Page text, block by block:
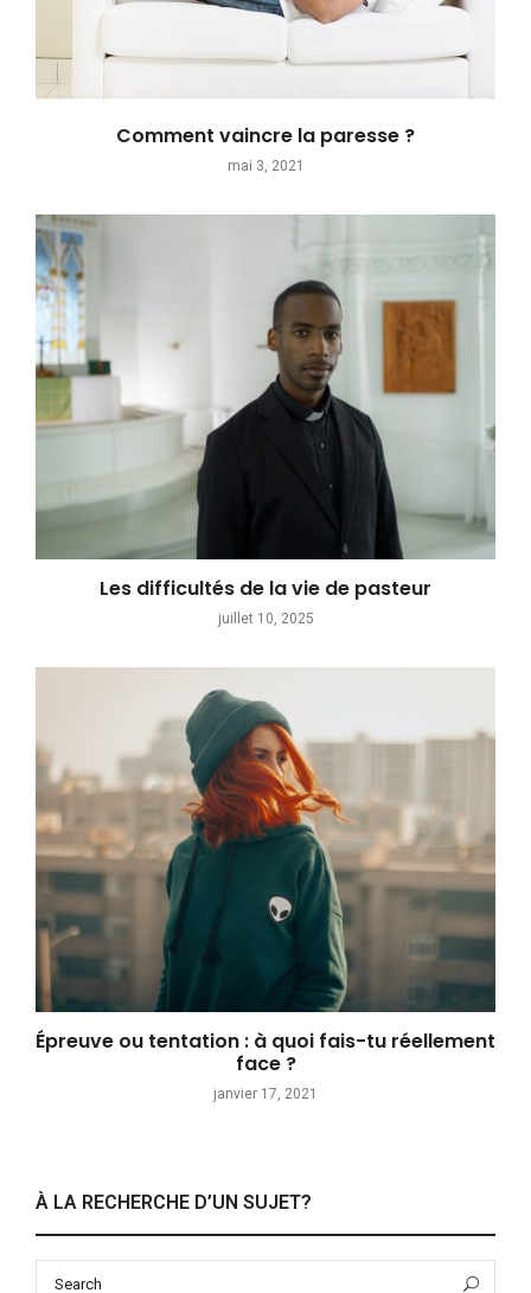
Comment vaincre la paresse ?
mai 3, 2021
Les difficultés de la vie de pasteur
juillet 10, 2025
Épreuve ou tentation : à quoi fais-tu réellement
face ?
janvier 17, 2021
À LA RECHERCHE D’UN SUJET?